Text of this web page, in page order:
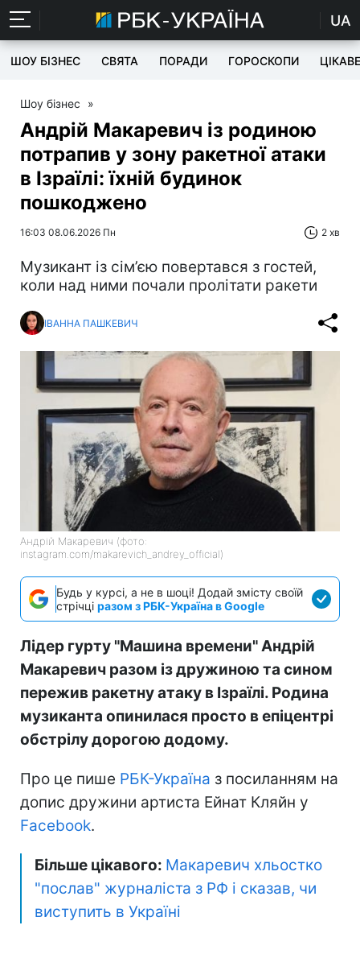
UA
ШОУ БІЗНЕС СВЯТА ПОРАДИ ГОРОСКОПИ ЦІКАВЕ
Шоу бізнес »
Андрій Макаревич із родиною
потрапив у зону ракетної атаки
в Ізраїлі: їхній будинок
пошкоджено
16:03 08.06.2026 Пн 2 хв
Музикант із сім’єю повертався з гостей,
коли над ними почали пролітати ракети
ІВАННА ПАШКЕВИЧ
Андрій Макаревич (фото:
instagram.com/makarevich_andrey_official)
Будь у курсі, а не в шоці! Додай змісту своїй
стрічці разом з РБК-Україна в Google
Лідер гурту "Машина времени" Андрій
Макаревич разом із дружиною та сином
пережив ракетну атаку в Ізраїлі. Родина
музиканта опинилася просто в епіцентрі
обстрілу дорогою додому.
Про це пише РБК-Україна з посиланням на
допис дружини артиста Ейнат Кляйн у
Facebook.
Більше цікавого: Макаревич хльостко
"послав" журналіста з РФ і сказав, чи
виступить в Україні